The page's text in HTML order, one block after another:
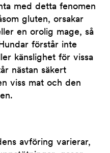
med detta fenomen
gluten, orsakar
en orolig mage, så
förstår inte
känslighet för vissa
nästan säkert
viss mat och den
avföring varierar,